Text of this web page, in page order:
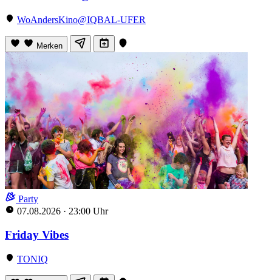
WoAndersKino@IQBAL-UFER
Merken
Party
07.08.2026 · 23:00 Uhr
Friday Vibes
TONIQ